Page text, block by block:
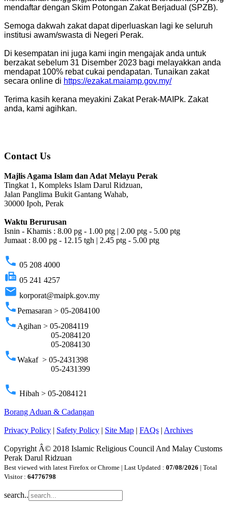
mendaftar dengan Skim Potongan Zakat Berjadual (SPZB).
Semoga dakwah zakat dapat diperluaskan lagi ke seluruh
institusi awam/swasta di Negeri Perak.
Di kesempatan ini juga kami ingin mengajak anda untuk
berzakat sebelum 31 Disember 2023 bagi melayakkan anda
mendapat 100% rebat cukai pendapatan. Tunaikan zakat
secara online di https://ezakat.maiamp.gov.my/
Terima kasih kerana meyakini Zakat Perak-MAIPk. Zakat
anda, kami agihkan.
Contact Us
Majlis Agama Islam dan Adat Melayu Perak
Tingkat 1, Kompleks Islam Darul Ridzuan,
Jalan Panglima Bukit Gantang Wahab,
30000 Ipoh, Perak
Waktu Berurusan
Isnin - Khamis : 8.00 pg - 1.00 ptg | 2.00 ptg - 5.00 ptg
Jumaat : 8.00 pg - 12.15 tgh | 2.45 ptg - 5.00 ptg
phone 05 208 4000
fax 05 241 4257
email korporat@maipk.gov.my
phonePemasaran > 05-2084100
phone Agihan > 05-2084119
05-2084120
05-2084130
phoneWakaf > 05-2431398
05-2431399
phone Hibah > 05-2084121
Borang Aduan & Cadangan
Privacy Policy | Safety Policy | Site Map | FAQs | Archives
Copyright Â© 2018 Islamic Religious Council And Malay Customs
Perak Darul Ridzuan
Best viewed with latest Firefox or Chrome | Last Updated : 07/08/2026 | Total
Visitor : 64776798
search..